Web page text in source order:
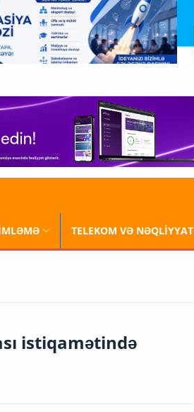
TELEKOM VƏ NƏQLİYYAT
istiqamətində